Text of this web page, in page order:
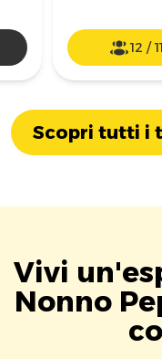
12 /11
Scopri tutti i
Vivi
Nonno